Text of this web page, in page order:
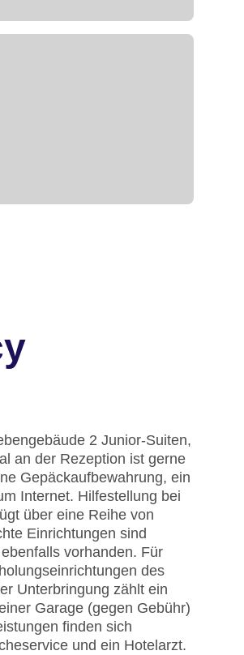
2 Junior-Suiten,
an der Rezeption ist gerne
Gepäckaufbewahrung, ein
Internet. Hilfestellung bei
über eine Reihe von
Einrichtungen sind
vorhanden. Für
des
Unterbringung zählt ein
Garage (gegen Gebühr)
finden sich
und ein Hotelarzt.